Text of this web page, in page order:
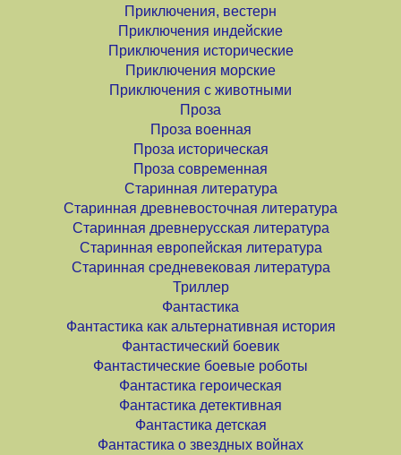
Приключения, вестерн
Приключения индейские
Приключения исторические
Приключения морские
Приключения с животными
Проза
Проза военная
Проза историческая
Проза современная
Старинная литература
Старинная древневосточная литература
Старинная древнерусская литература
Старинная европейская литература
Старинная средневековая литература
Триллер
Фантастика
Фантастика как альтернативная история
Фантастический боевик
Фантастические боевые роботы
Фантастика героическая
Фантастика детективная
Фантастика детская
Фантастика о звездных войнах